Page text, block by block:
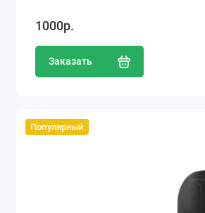
1000р.
Заказать
Популярный